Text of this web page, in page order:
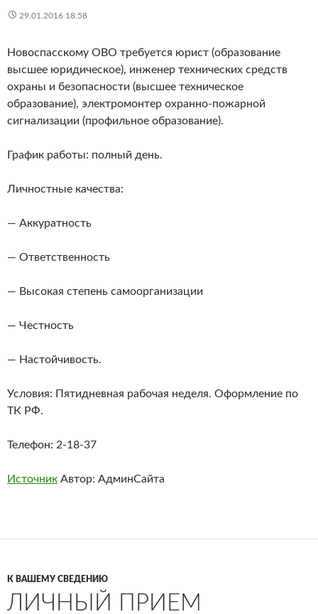
29.01.2016 18:58
Новоспасскому ОВО требуется юрист (образование
высшее юридическое), инженер технических средств
охраны и безопасности (высшее техническое
образование), электромонтер охранно-пожарной
сигнализации (профильное образование).
График работы: полный день.
Личностные качества:
— Аккуратность
— Ответственность
— Высокая степень самоорганизации
— Честность
— Настойчивость.
Условия: Пятидневная рабочая неделя. Оформление по
ТК РФ.
Телефон: 2-18-37
Источник Автор: АдминСайта
К ВАШЕМУ СВЕДЕНИЮ
ЛИЧНЫЙ ПРИЕМ